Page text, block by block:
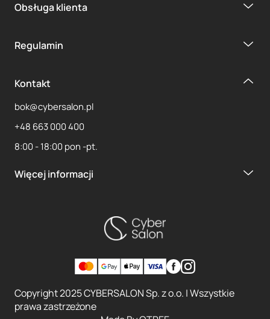
Obsługa klienta
Regulamin
Kontakt
bok@cybersalon.pl
+48 663 000 400
8:00 - 18:00 pon -pt.
Więcej informacji
Copyright 2025 CYBERSALON Sp. z o.o. | Wszystkie
prawa zastrzeżone